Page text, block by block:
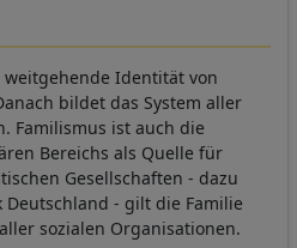
Identität von
bildet das System aller
Familismus ist auch die
Bereichs als Quelle für
Gesellschaften - dazu
- gilt die Familie
sozialen Organisationen.